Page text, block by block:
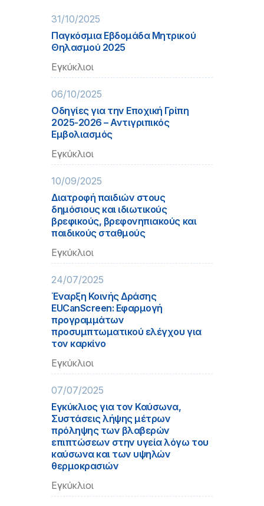
31/10/2025
Παγκόσμια Εβδομάδα Μητρικού
Θηλασμού 2025
Εγκύκλιοι
06/10/2025
Οδηγίες για την Εποχική Γρίπη
2025-2026 – Αντιγριπικός
Εμβολιασμός
Εγκύκλιοι
10/09/2025
Διατροφή παιδιών στους
δημόσιους και ιδιωτικούς
βρεφικούς, βρεφονηπιακούς και
παιδικούς σταθμούς
Εγκύκλιοι
24/07/2025
Έναρξη Κοινής Δράσης
EUCanScreen: Εφαρμογή
προγραμμάτων
προσυμπτωματικού ελέγχου για
τον καρκίνο
Εγκύκλιοι
07/07/2025
Εγκύκλιος για τον Καύσωνα,
Συστάσεις λήψης μέτρων
πρόληψης των βλαβερών
επιπτώσεων στην υγεία λόγω του
καύσωνα και των υψηλών
θερμοκρασιών
Εγκύκλιοι